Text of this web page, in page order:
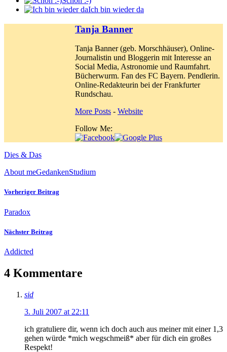
Ich bin wieder da
Tanja Banner
Tanja Banner (geb. Morschhäuser), Online-
Journalistin und Bloggerin mit Interesse an
Social Media, Astronomie und Raumfahrt.
Bücherwurm. Fan des FC Bayern. Pendlerin.
Online-Redakteurin bei der Frankfurter
Rundschau.
More Posts - Website
Follow Me:
Dies & Das
About meGedankenStudium
Vorheriger Beitrag
Paradox
Nächster Beitrag
Addicted
4 Kommentare
sid
3. Juli 2007 at 22:11
ich gratuliere dir, wenn ich doch auch aus meiner mit einer 1,3
gehen würde *mich wegschmeiß* aber für dich ein großes
Respekt!